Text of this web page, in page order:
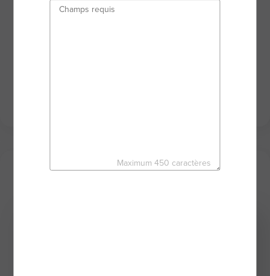
VENDRE ou ACHETER un bien immobilier est un
Mes derniers biens
Maximum 450 caractères